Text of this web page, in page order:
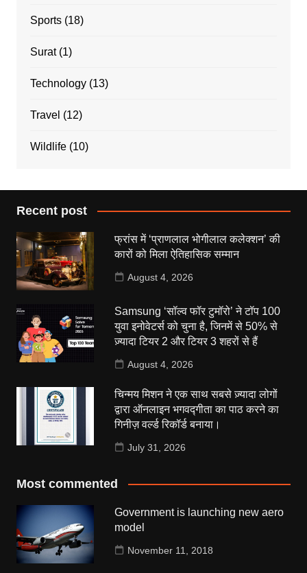
Sports(18)
Surat(1)
Technology(13)
Travel (12)
Wildlife(10)
Recent post
फ्रांस में ‘प्राणलाल भोगीलाल कलेक्शन’ की
कारों को मिला ऐतिहासिक सम्मान
August 4, 2026
Samsung ‘सॉल्व फॉर टुमॉरो’ ने टॉप 100
युवा इनोवेटर्स को चुना है, जिनमें से 50% से
ज़्यादा टियर 2 और टियर 3 शहरों से हैं
August 4, 2026
चिन्मय मिशन ने एक साथ सबसे ज़्यादा लोगों
द्वारा ऑनलाइन भगवद्गीता का पाठ करने का
गिनीज़ वर्ल्ड रिकॉर्ड बनाया।
July 31, 2026
Most commented
Government is launching new aero
model
November 11, 2018